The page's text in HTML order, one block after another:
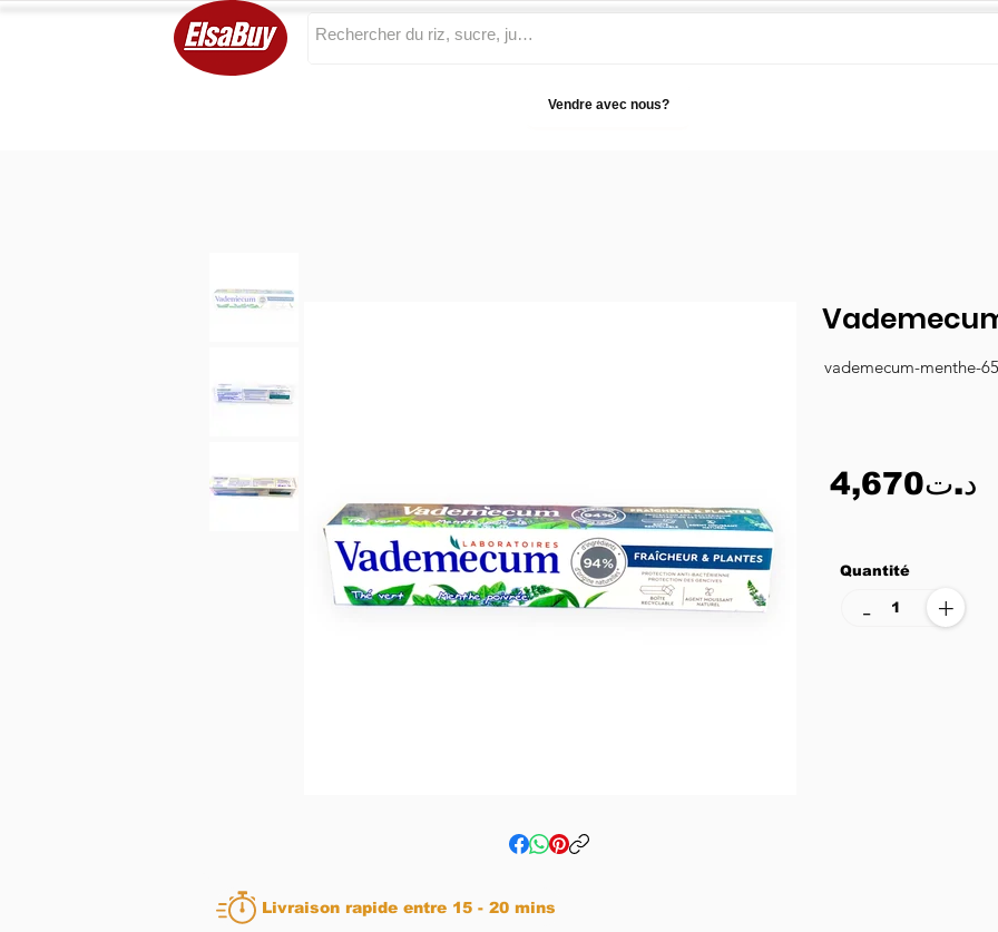
Vendre avec nous?
vademecum-menthe-
4,670د.ت
Quantité
+
-
Livraison rapide entre 15 - 20 mins